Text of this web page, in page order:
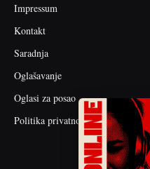
Impressum
Kontakt
Saradnja
Oglašavanje
Oglasi za posao
Politika privatnosti